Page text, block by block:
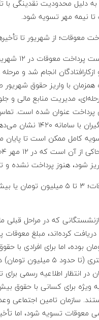
به دلیل محدودیت نقدینگی
نیمه مهر تسویه شود.
معوقات؛ از شهریور تا
مرحله
همزمان با واریز حقوق
مدیریت منابع مالی و
پرداخت عنوان شده است.
مستمری‌بگیران با
کامل ممکن است تا پایان
شود، هنوز پرداخت نشده و
مبلغ معوقات؛ ۳ تا ۵ میلیون
که در مراحل قبلی
بوده، اما برای افرادی با
مبالغ بیشتری (تا حدود ۵
در انتظار اطلاعیه رسمی
سازمان تامین اجتماعی
تمامی معوقات تسویه شود، اما